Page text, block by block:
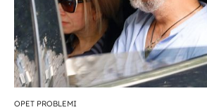
OPET PROBLEMI